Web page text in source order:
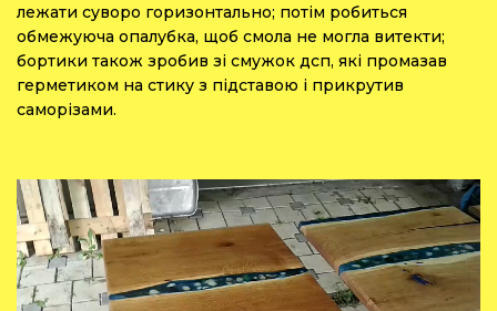
лежати суворо горизонтально; потім робиться
обмежуюча опалубка, щоб смола не могла витекти;
бортики також зробив зі смужок дсп, які промазав
герметиком на стику з підставою і прикрутив
саморізами.